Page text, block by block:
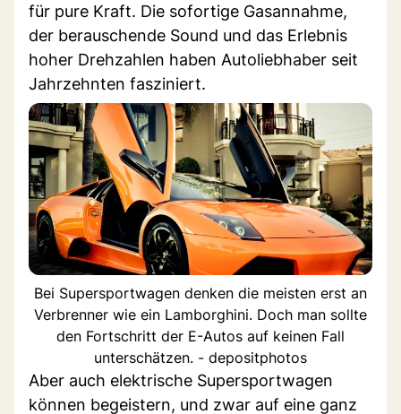
für pure Kraft. Die sofortige Gasannahme,
der berauschende Sound und das Erlebnis
hoher Drehzahlen haben Autoliebhaber seit
Jahrzehnten fasziniert.
Bei Supersportwagen denken die meisten erst an
Verbrenner wie ein Lamborghini. Doch man sollte
den Fortschritt der E-Autos auf keinen Fall
unterschätzen. - depositphotos
Aber auch elektrische Supersportwagen
können begeistern, und zwar auf eine ganz